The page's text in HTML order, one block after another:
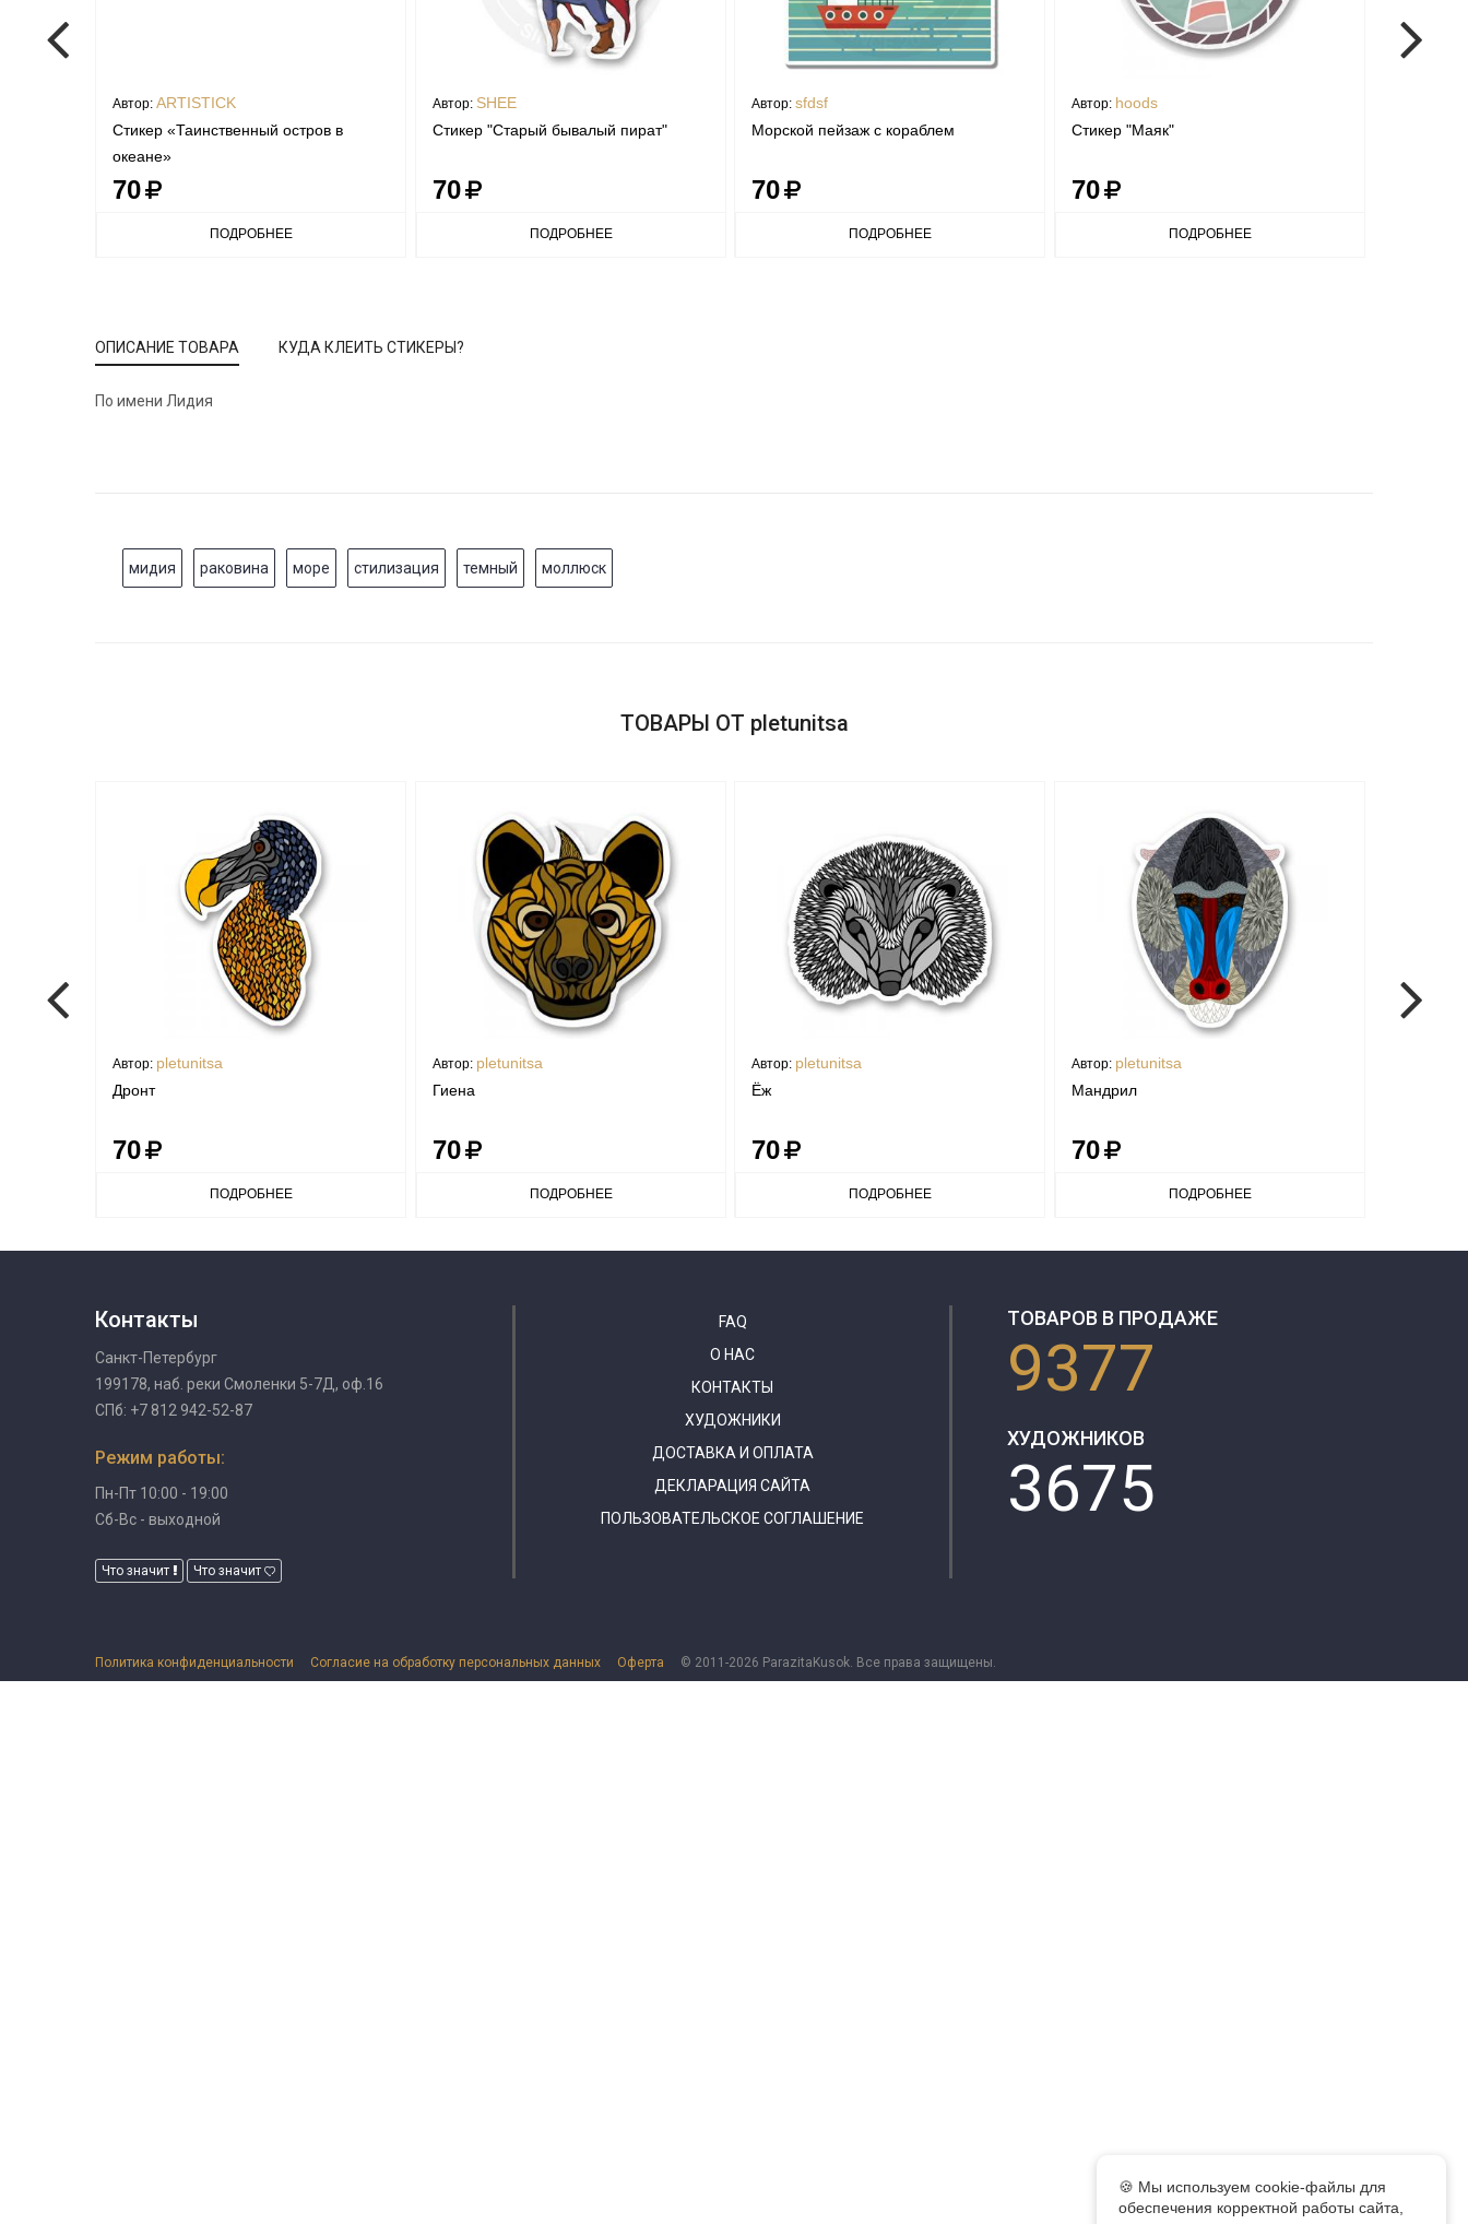
Автор: ARTISTICK
Стикер «Таинственный остров в
океане»
70
ПОДРОБНЕЕ
Автор: SHEE
Стикер "Старый бывалый пират"
70
ПОДРОБНЕЕ
Автор: sfdsf
Морской пейзаж с кораблем
70
ПОДРОБНЕЕ
Автор: hoods
Стикер "Маяк"
70
ПОДРОБНЕЕ
ОПИСАНИЕ ТОВАРА КУДА КЛЕИТЬ СТИКЕРЫ?
По имени Лидия
мидия раковина море стилизация темный моллюск
ТОВАРЫ ОТ pletunitsa
Автор: pletunitsa
Дронт
70
ПОДРОБНЕЕ
Автор: pletunitsa
Гиена
70
ПОДРОБНЕЕ
Автор: pletunitsa
Ёж
70
ПОДРОБНЕЕ
Автор: pletunitsa
Мандрил
70
ПОДРОБНЕЕ
Контакты
Санкт-Петербург
199178, наб. реки Смоленки 5-7Д, оф.16
СПб: +7 812 942-52-87
Режим работы:
Пн-Пт 10:00 - 19:00
Сб-Вс - выходной
Что значит Что значит
FAQ
О НАС
КОНТАКТЫ
ХУДОЖНИКИ
ДОСТАВКА И ОПЛАТА
ДЕКЛАРАЦИЯ САЙТА
ПОЛЬЗОВАТЕЛЬСКОЕ СОГЛАШЕНИЕ
ТОВАРОВ В ПРОДАЖЕ
9377
ХУДОЖНИКОВ
3675
🍪 Мы используем cookie-файлы для
обеспечения корректной работы сайта,
Политика конфиденциальности Согласие на обработку персональных данных Оферта © 2011-2026 ParazitaKusok. Все права защищены.